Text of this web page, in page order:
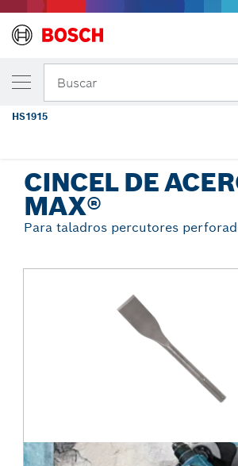
Buscar
CINCEL DE
MAX®
Para taladros percutores
TU VARIANTE SELECCIONADA
Cincel de acero para
max®, 2" x 12"
HS1915